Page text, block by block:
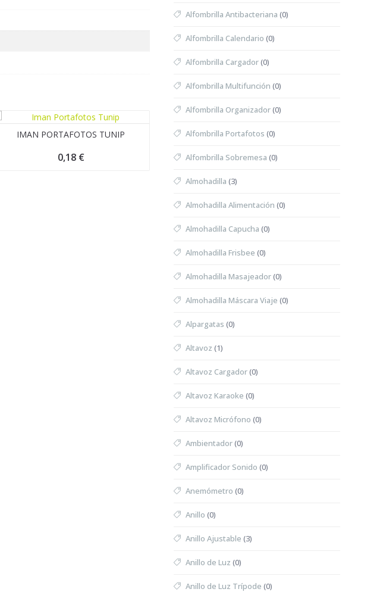
IMAN PORTAFOTOS TUNIP
0,18 €
Alfombrilla Antibacteriana (0)
Alfombrilla Calendario (0)
Alfombrilla Cargador(0)
Alfombrilla Multifunción (0)
Alfombrilla Organizador(0)
Alfombrilla Portafotos (0)
Alfombrilla Sobremesa (0)
Almohadilla (3)
Almohadilla Alimentación (0)
Almohadilla Capucha (0)
Almohadilla Frisbee (0)
Almohadilla Masajeador(0)
Almohadilla Máscara Viaje (0)
Alpargatas (0)
Altavoz (1)
Altavoz Cargador(0)
Altavoz Karaoke (0)
Altavoz Micrófono (0)
Ambientador(0)
Amplificador Sonido (0)
Anemómetro (0)
Anillo (0)
Anillo Ajustable (3)
Anillo de Luz (0)
Anillo de Luz Trípode (0)